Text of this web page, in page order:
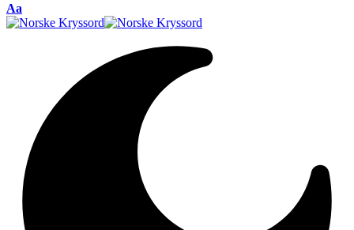
Aa